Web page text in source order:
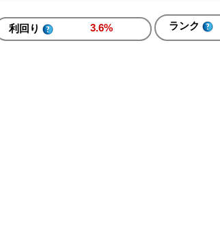
利回り 3.6% ランク